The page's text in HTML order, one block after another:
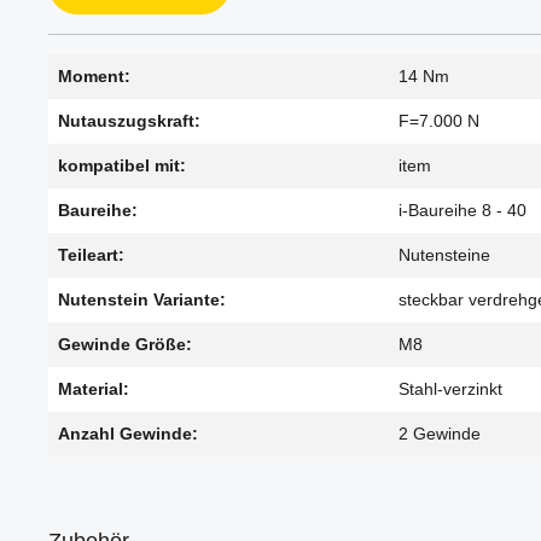
Moment: 14 Nm
Nutauszugskraft: F=7.000 N
kompatibel mit: item
Baureihe: i-Baureihe 8 - 40
Teileart: Nutensteine
Nutenstein Variante: steckbar
Gewinde Größe: M8
Material: Stahl-verzinkt
Anzahl Gewinde: 2 Gewinde